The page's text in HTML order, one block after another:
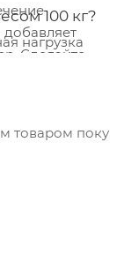
добавляет
Сделайте
с
100 кг?
нагрузка
человека?
товаром